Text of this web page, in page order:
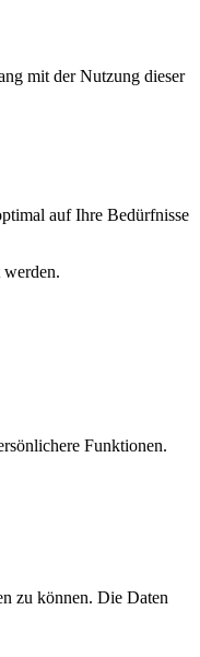
mit der Nutzung dieser
auf Ihre Bedürfnisse
Funktionen.
zu können. Die Daten